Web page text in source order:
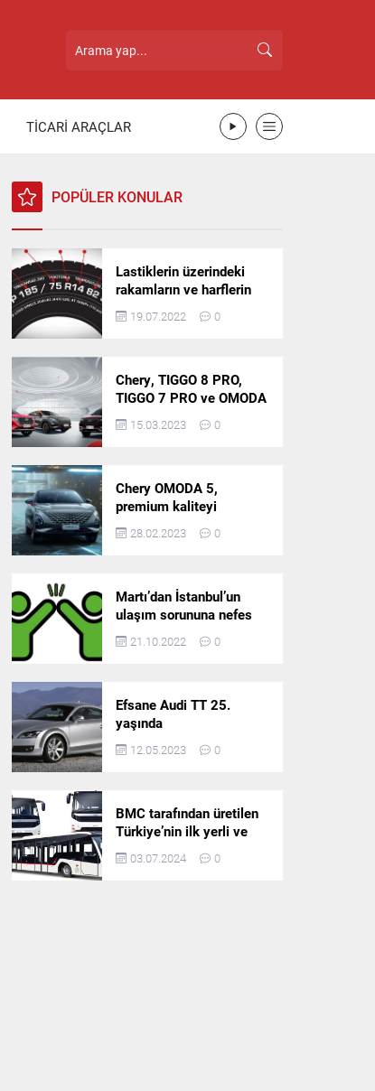
TİCARİ ARAÇLAR
POPÜLER KONULAR
Lastiklerin üzerindeki
rakamların ve harflerin
anlamı nedir?
19.07.2022 0
Chery, TIGGO 8 PRO,
TIGGO 7 PRO ve OMODA
5’in resmi olarak
satışlarına başlıyor!
15.03.2023 0
Chery OMODA 5,
premium kaliteyi
Türkiye’de sunmaya
hazırlanıyor
28.02.2023 0
Martı’dan İstanbul’un
ulaşım sorununa nefes
aldıracak yeni
platform: Tek Araçla
21.10.2022 0
Efsane Audi TT 25.
yaşında
12.05.2023 0
BMC tarafından üretilen
Türkiye’nin ilk yerli ve
milli apron otobüsü
Neoport’a yurt dışından
03.07.2024 0